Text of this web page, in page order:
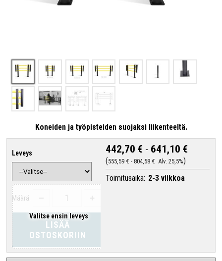
Koneiden ja työpisteiden suojaksi liikenteeltä.
Leveys
Valitse ensin leveys
Määrä:
LISÄÄ
OSTOSKORIIN
442,70 € - 641,10 €
555,59 € -804,58 € Alv. 25,5%
Toimitusaika: 2-3 viikkoa